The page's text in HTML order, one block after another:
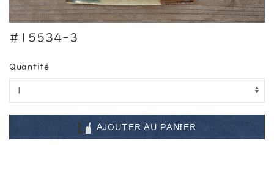
#15534-3
Quantité
AJOUTER AU PANIER